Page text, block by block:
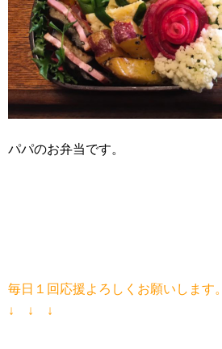
パパのお弁当です。
毎日１回応援よろしくお願いします。
↓ ↓ ↓